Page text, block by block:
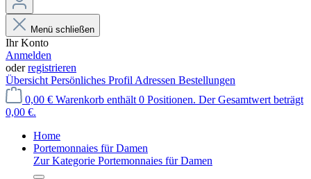
Menü schließen
Ihr Konto
Anmelden
oderregistrieren
Übersicht Persönliches Profil Adressen Bestellungen
0,00 € Warenkorb enthält 0 Positionen. Der Gesamtwert beträgt
0,00 €.
Home
Portemonnaies für Damen
Zur Kategorie Portemonnaies für Damen